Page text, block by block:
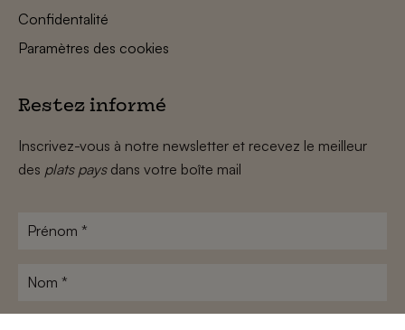
Confidentalité
Paramètres des cookies
Restez informé
Inscrivez-vous à notre newsletter et recevez le meilleur
des plats paysdans votre boîte mail
Prénom
Nom